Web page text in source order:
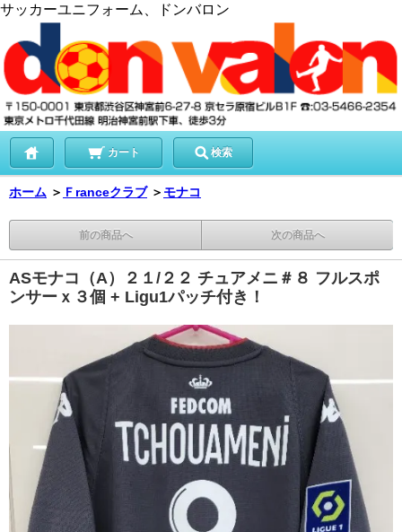
サッカーユニフォーム、ドンバロン
カート 検索
ホーム ＞ Ｆranceクラブ ＞ モナコ
前の商品へ 次の商品へ
ASモナコ（A）２１/２２ チュアメニ＃８ フルスポ
ンサーｘ３個 + Ligu1パッチ付き！